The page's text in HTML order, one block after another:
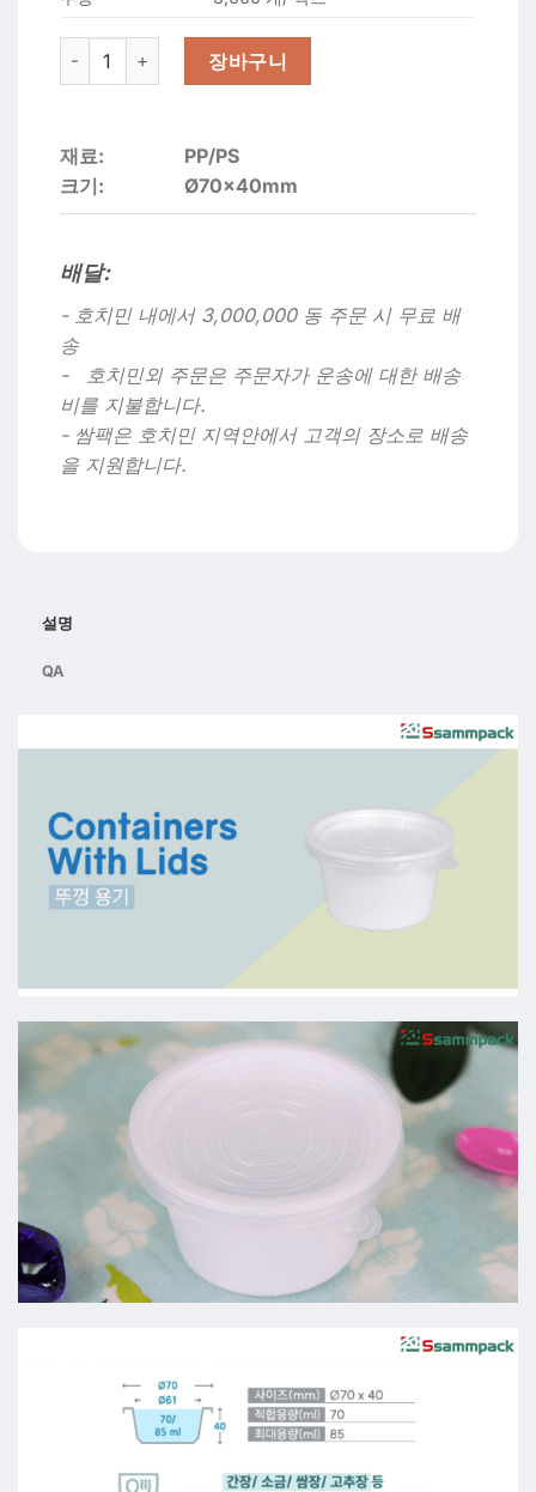
소스컵70Ø 뚜껑포함 대 3000개 수량
장바구니
재료:
PP/PS
크기:
Ø70x40mm
배달:
- 호치민 내에서 3,000,000 동 주문 시 무료 배
송
- 호치민외 주문은 주문자가 운송에 대한 배송
비를 지불합니다.
- 쌈팩은 호치민 지역안에서 고객의 장소로 배송
을 지원합니다.
설명
QA